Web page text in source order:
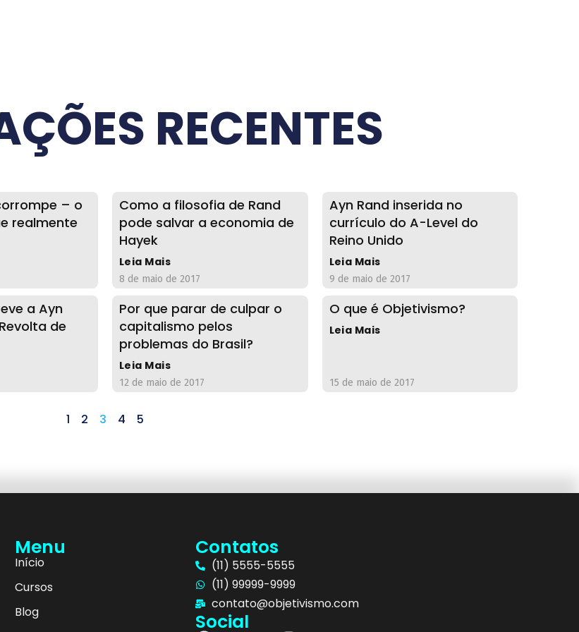
RECENTES
– o
realmente
Como a filosofia de Rand
pode salvar a economia de
Hayek
Leia Mais
8 de maio de 2017
Ayn Rand inserida no
currículo do A-Level do
Reino Unido
Leia Mais
9 de maio de 2017
a Ayn
de
Por que parar de culpar o
capitalismo pelos
problemas do Brasil?
Leia Mais
12 de maio de 2017
O que é Objetivismo?
Leia Mais
15 de maio de 2017
1 2 3 4 5
Menu
Início
Cursos
Blog
Contatos
(11) 5555-5555
(11) 99999-9999
contato@objetivismo.com
Social